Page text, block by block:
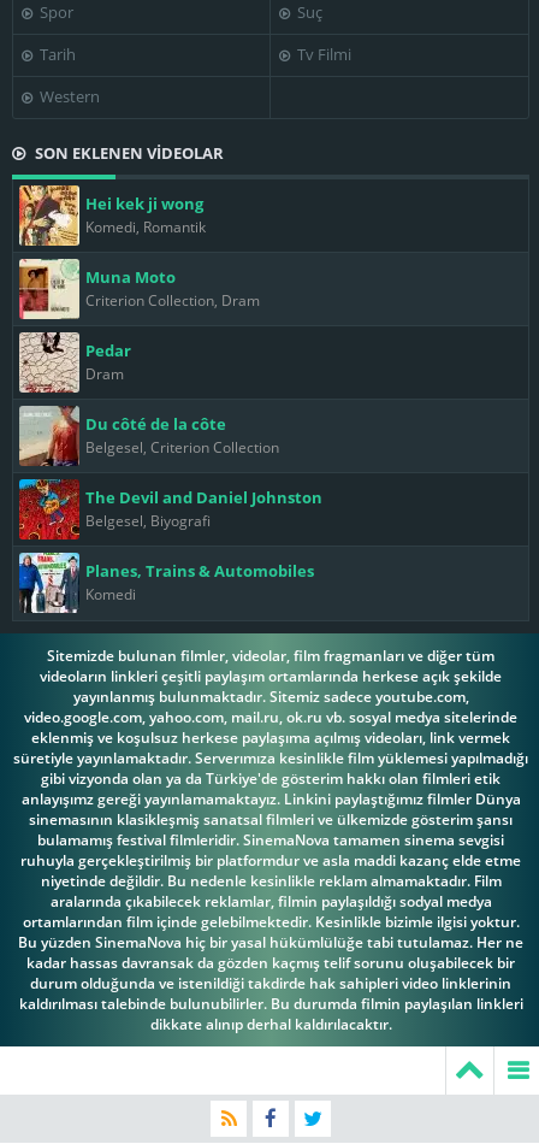
Spor
Suç
Tarih
Tv Filmi
Western
SON EKLENEN VİDEOLAR
Hei kek ji wong
Komedi, Romantik
Muna Moto
Criterion Collection, Dram
Pedar
Dram
Du côté de la côte
Belgesel, Criterion Collection
The Devil and Daniel Johnston
Belgesel, Biyografi
Planes, Trains & Automobiles
Komedi
Sitemizde bulunan filmler, videolar, film fragmanları ve diğer tüm
videoların linkleri çeşitli paylaşım ortamlarında herkese açık şekilde
yayınlanmış bulunmaktadır. Sitemiz sadece youtube.com,
video.google.com, yahoo.com, mail.ru, ok.ru vb. sosyal medya sitelerinde
eklenmiş ve koşulsuz herkese paylaşıma açılmış videoları, link vermek
süretiyle yayınlamaktadır. Serverımıza kesinlikle film yüklemesi yapılmadığı
gibi vizyonda olan ya da Türkiye'de gösterim hakkı olan filmleri etik
anlayışımz gereği yayınlamamaktayız. Linkini paylaştığımız filmler Dünya
sinemasının klasikleşmiş sanatsal filmleri ve ülkemizde gösterim şansı
bulamamış festival filmleridir. SinemaNova tamamen sinema sevgisi
ruhuyla gerçekleştirilmiş bir platformdur ve asla maddi kazanç elde etme
niyetinde değildir. Bu nedenle kesinlikle reklam almamaktadır. Film
aralarında çıkabilecek reklamlar, filmin paylaşıldığı sodyal medya
ortamlarından film içinde gelebilmektedir. Kesinlikle bizimle ilgisi yoktur.
Bu yüzden SinemaNova hiç bir yasal hükümlülüğe tabi tutulamaz. Her ne
kadar hassas davransak da gözden kaçmış telif sorunu oluşabilecek bir
durum olduğunda ve istenildiği takdirde hak sahipleri video linklerinin
kaldırılması talebinde bulunubilirler. Bu durumda filmin paylaşılan linkleri
dikkate alınıp derhal kaldırılacaktır.